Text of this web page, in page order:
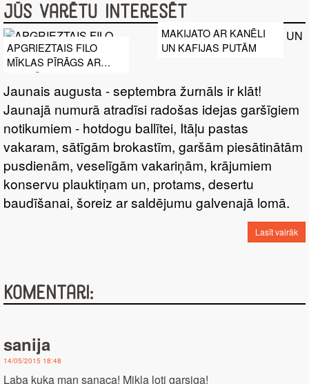
Jūs varētu interesēt
APGRIEZTAIS FILO
MĪKLAS PĪRĀGS AR
KABAČIEM
MAKIJATO AR KANĒLI
UN KAFIJAS PUTĀM
Jaunais augusta - septembra žurnāls ir klāt!
Jaunajā numurā atradīsi radošas idejas garšīgiem
notikumiem - hotdogu ballītei, Itāļu pastas
vakaram, sātīgām brokastīm, garšām piesātinātām
pusdienām, veselīgām vakariņām, krājumiem
konservu plauktiņam un, protams, desertu
baudīšanai, šoreiz ar saldējumu galvenajā lomā.
Lasīt vairāk
Komentāri:
sanija
14/05/2015 18:48
Laba kuka man sanaca! Mikla loti garsiga!